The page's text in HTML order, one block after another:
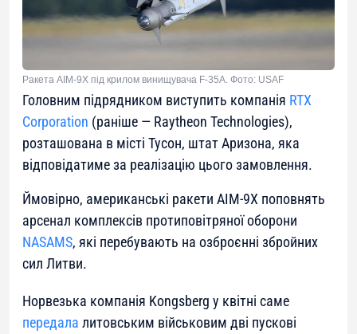
Ракета AIM-9X під крилом винищувача F-35A. Фото: USAF
Головним підрядником виступить компанія RTX
Corporation (раніше — Raytheon Technologies),
розташована в місті Тусон, штат Аризона, яка
відповідатиме за реалізацію цього замовлення.
Ймовірно, американські ракети AIM-9X поповнять
арсенал комплексів протиповітряної оборони
NASAMS, які перебувають на озброєнні збройних
сил Литви.
Норвезька компанія Kongsberg у квітні саме
передала литовським військовим дві пускові